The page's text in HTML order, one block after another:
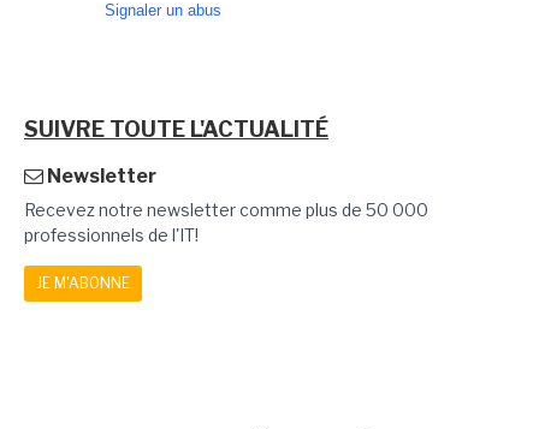
Signaler un abus
SUIVRE TOUTE L'ACTUALITÉ
Newsletter
Recevez notre newsletter comme plus de 50 000
professionnels de l'IT!
JE M'ABONNE